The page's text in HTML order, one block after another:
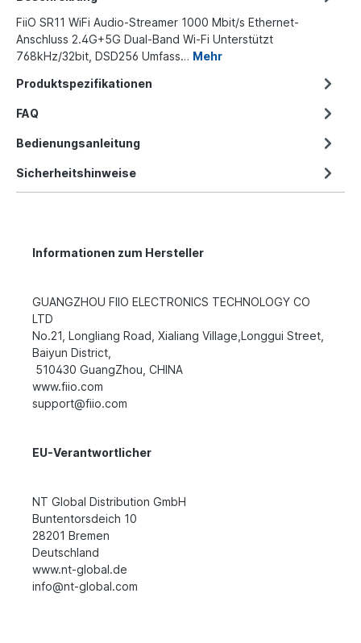
FiiO SR11 WiFi Audio-Streamer 1000 Mbit/s Ethernet-
Anschluss 2.4G+5G Dual-Band Wi-Fi Unterstützt
768kHz/32bit, DSD256 Umfass… Mehr
Produktspezifikationen
FAQ
Bedienungsanleitung
Sicherheitshinweise
Informationen zum Hersteller
GUANGZHOU FIIO ELECTRONICS TECHNOLOGY CO
LTD
No.21, Longliang Road, Xialiang Village,Longgui Street,
Baiyun District,
510430 GuangZhou, CHINA
www.fiio.com
support@fiio.com
EU-Verantwortlicher
NT Global Distribution GmbH
Buntentorsdeich 10
28201 Bremen
Deutschland
www.nt-global.de
info@nt-global.com